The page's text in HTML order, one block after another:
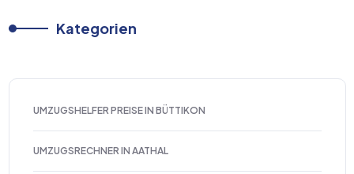
Kategorien
UMZUGSHELFER PREISE IN BÜTTIKON
UMZUGSRECHNER IN AATHAL